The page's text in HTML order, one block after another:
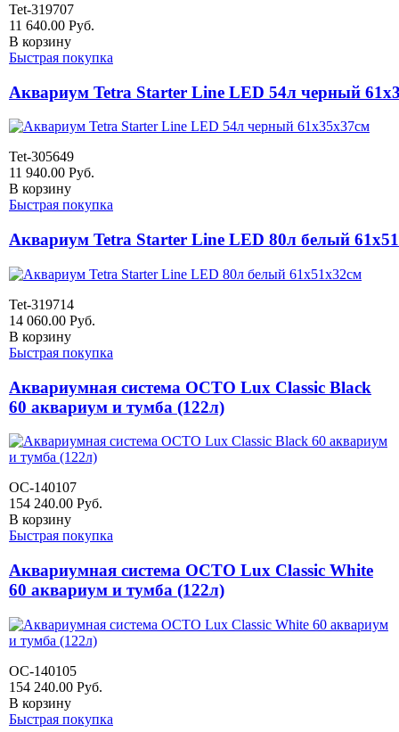
Tet-319707
11 640.00 Руб.
В корзину
Быстрая покупка
Аквариум Tetra Starter Line LED 54л черный
Tet-305649
11 940.00 Руб.
В корзину
Быстрая покупка
Аквариум Tetra Starter Line LED 80л белый
Tet-319714
14 060.00 Руб.
В корзину
Быстрая покупка
Аквариумная система OCTO Lux Classic Black
60 аквариум и тумба (122л)
OC-140107
154 240.00 Руб.
В корзину
Быстрая покупка
Аквариумная система OCTO Lux Classic White
60 аквариум и тумба (122л)
OC-140105
154 240.00 Руб.
В корзину
Быстрая покупка